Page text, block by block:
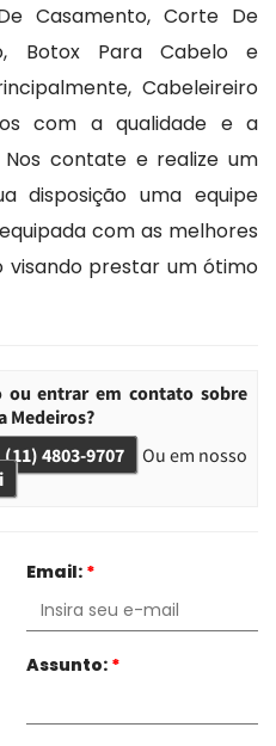
Casamento, Corte De
Botox Para Cabelo e
Cabeleireiro
com a qualidade e a
contate e realize um
disposição uma equipe
com as melhores
prestar um ótimo
ou entrar em contato sobre
Medeiros?
(11) 4803-9707
Ou em nosso
Email: *
Assunto: *